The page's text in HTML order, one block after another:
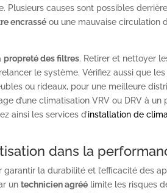
Plusieurs causes sont possibles
encrassé ou une mauvaise circulation
propreté des filtres. Retirer et nettoyer
le système. Vérifiez aussi que les
ou rideaux, pour une meilleure
d’une climatisation VRV ou DRV à
ainsi les services d’installation de
dans la
garantir la durabilité et l’efficacité des
untechnicien agréé limite les risques